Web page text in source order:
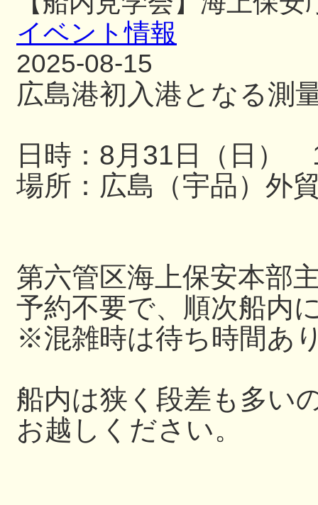
イベント情報
2025-08-15
広島港初入港となる測
日時：8月31日（日）
場所：広島（宇品）外
第六管区海上保安本部
予約不要で、順次船内
※混雑時は待ち時間あ
船内は狭く段差も多い
お越しください。